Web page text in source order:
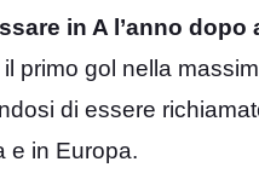
in A l’anno dopo
primo gol nella
di essere
e in Europa.